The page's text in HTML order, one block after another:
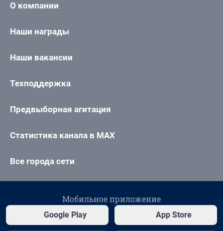
О компании
Наши награды
Наши вакансии
Техподдержка
Предвыборная агитация
Статистика канала в MAX
Все города сети
Мобильное приложение
Google Play App Store